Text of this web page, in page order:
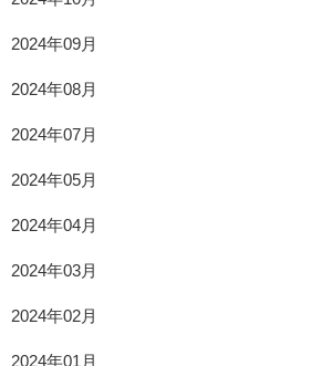
2024年09月
2024年08月
2024年07月
2024年05月
2024年04月
2024年03月
2024年02月
2024年01月